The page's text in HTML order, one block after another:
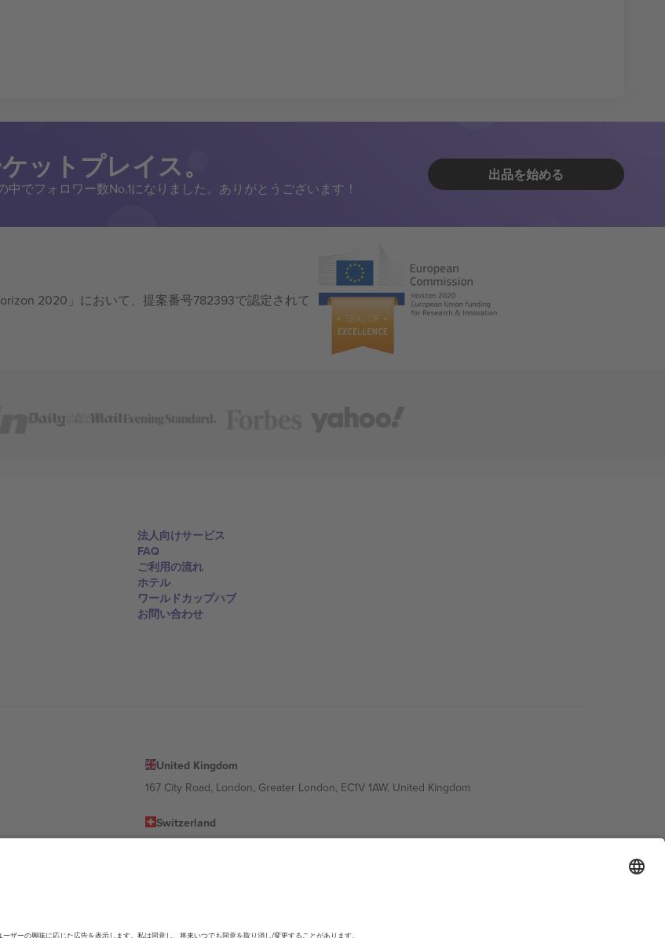
ットプレイス。
でフォロワー数No.1になりました。ありがとうございます！
出品を始める
2020」において、提案番号782393で認定されて
法人向けサービス
FAQ
ご利用の流れ
ホテル
ワールドカップハブ
お問い合わせ
United Kingdom
167 City Road, London, Greater London, EC1V 1AW, United Kingdom
Switzerland